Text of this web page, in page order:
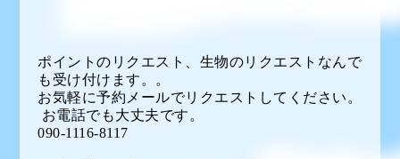
ポイントのリクエスト、生物のリクエストなんで
も受け付けます。。
お気軽に予約メールでリクエストしてください。
お電話でも大丈夫です。
090-1116-8117